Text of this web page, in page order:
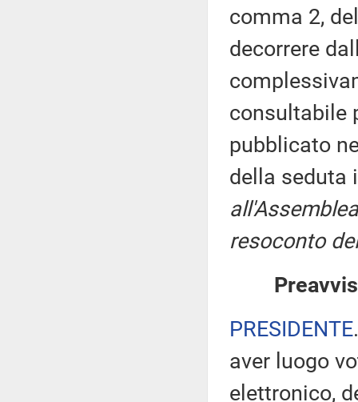
comma 2,
decorrere
consultabile
pubblicato
della seduta
resoconto
PRESIDENTE
aver luogo
elettronico,